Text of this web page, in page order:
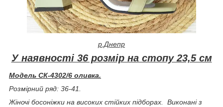
р.Днепр
У наявності 36 розмір на стопу 23,5 см
Модель СК-4302/6 оливка.
Розмірний ряд: 36-41.
Жіночі босоніжки на високих стійких підборах. Виконані з